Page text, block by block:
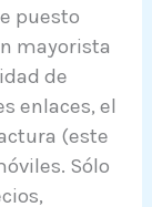
puesto
mayorista
de
enlaces, el
(este
Sólo